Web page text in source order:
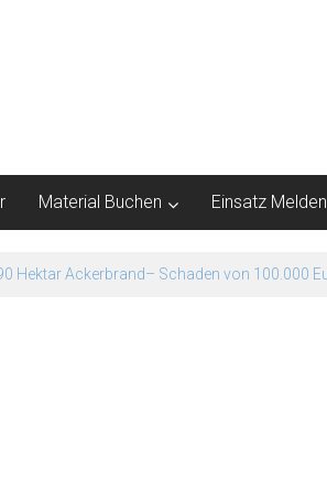
Material Buchen Einsatz Melden
Menschen vorsorglich evakuiert